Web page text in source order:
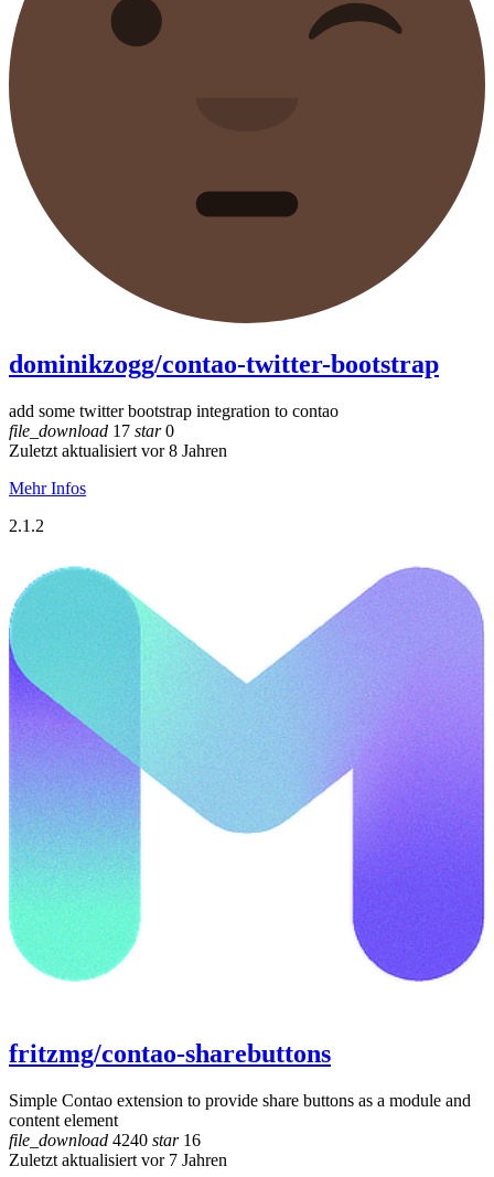
dominikzogg/contao-twitter-bootstrap
add some twitter bootstrap integration to contao
file_download 17 star0
Zuletzt aktualisiert vor 8 Jahren
Mehr Infos
2.1.2
fritzmg/contao-sharebuttons
Simple Contao extension to provide share buttons as a module and
content element
file_download 4240 star16
Zuletzt aktualisiert vor 7 Jahren